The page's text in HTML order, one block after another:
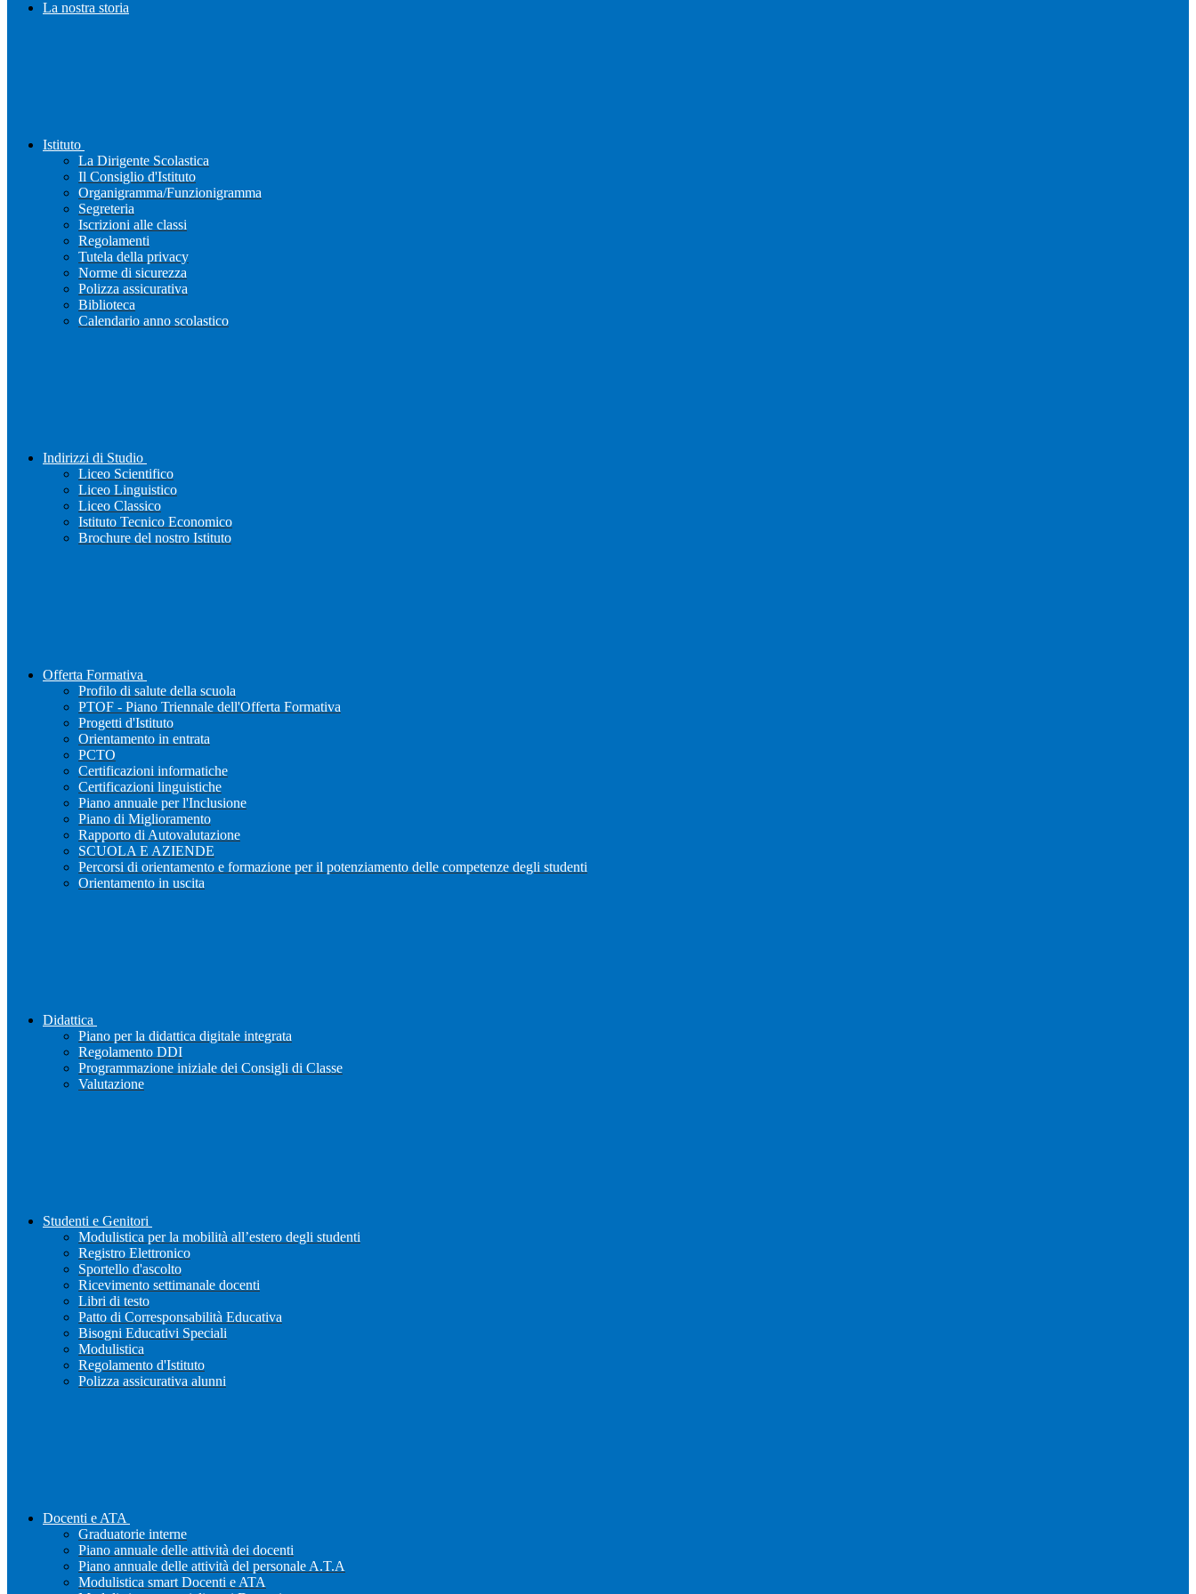
La nostra storia
Istituto
La Dirigente Scolastica
Il Consiglio d'Istituto
Organigramma/Funzionigramma
Segreteria
Iscrizioni alle classi
Regolamenti
Tutela della privacy
Norme di sicurezza
Polizza assicurativa
Biblioteca
Calendario anno scolastico
Indirizzi di Studio
Liceo Scientifico
Liceo Linguistico
Liceo Classico
Istituto Tecnico Economico
Brochure del nostro Istituto
Offerta Formativa
Profilo di salute della scuola
PTOF - Piano Triennale dell'Offerta Formativa
Progetti d'Istituto
Orientamento in entrata
PCTO
Certificazioni informatiche
Certificazioni linguistiche
Piano annuale per l'Inclusione
Piano di Miglioramento
Rapporto di Autovalutazione
SCUOLA E AZIENDE
Percorsi di orientamento e formazione per il potenziamento delle competenze degli studenti
Orientamento in uscita
Didattica
Piano per la didattica digitale integrata
Regolamento DDI
Programmazione iniziale dei Consigli di Classe
Valutazione
Studenti e Genitori
Modulistica per la mobilità all’estero degli studenti
Registro Elettronico
Sportello d'ascolto
Ricevimento settimanale docenti
Libri di testo
Patto di Corresponsabilità Educativa
Bisogni Educativi Speciali
Modulistica
Regolamento d'Istituto
Polizza assicurativa alunni
Docenti e ATA
Graduatorie interne
Piano annuale delle attività dei docenti
Piano annuale delle attività del personale A.T.A
Modulistica smart Docenti e ATA